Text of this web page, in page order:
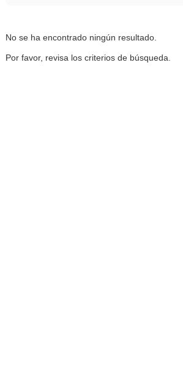
No se ha encontrado ningún resultado.
Por favor, revisa los criterios de búsqueda.